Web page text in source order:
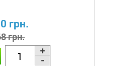
грн.
грн.